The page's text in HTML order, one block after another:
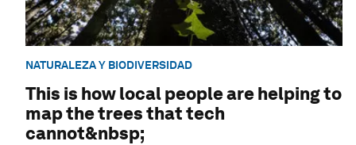
NATURALEZA Y BIODIVERSIDAD
This is how local people are helping to
map the trees that tech
cannot&nbsp;